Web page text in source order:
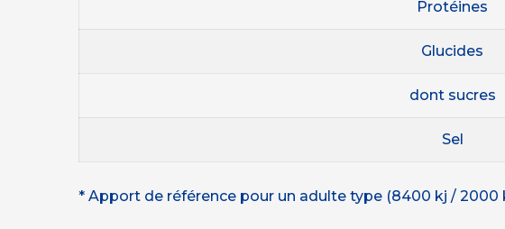
Protéines
Glucides
dont sucres
Sel
* Apport de référence pour un adulte type (8400 kj / 2000